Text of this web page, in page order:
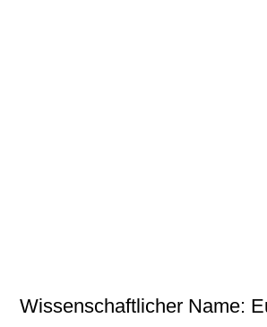
Wissenschaftlicher Name: